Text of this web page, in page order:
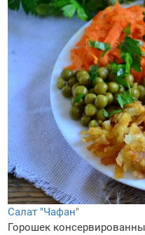
Салат "Чафан"
Горошек